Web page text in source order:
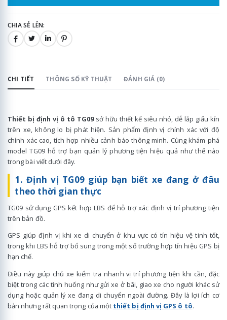
CHIA SẺ LÊN:
CHI TIẾT THÔNG SỐ KỸ THUẬT ĐÁNH GIÁ (0)
Thiết bị định vị ô tô TG09sở hữu thiết kế siêu nhỏ, dễ lắp giấu kín
trên xe, không lo bị phát hiện. Sản phẩm định vị chính xác với độ
chính xác cao, tích hợp nhiều cảnh báo thông minh. Cùng khám phá
model TG09 hỗ trợ bạn quản lý phương tiện hiệu quả như thế nào
trong bài viết dưới đây.
1. Định vị TG09 giúp bạn biết xe đang ở đâu
theo thời gian thực
TG09 sử dụng GPS kết hợp LBS để hỗ trợ xác định vị trí phương tiện
trên bản đồ.
GPS giúp định vị khi xe di chuyển ở khu vực có tín hiệu vệ tinh tốt,
trong khi LBS hỗ trợ bổ sung trong một số trường hợp tín hiệu GPS bị
hạn chế.
Điều này giúp chủ xe kiểm tra nhanh vị trí phương tiện khi cần, đặc
biệt trong các tình huống như gửi xe ở bãi, giao xe cho người khác sử
dụng hoặc quản lý xe đang di chuyển ngoài đường. Đây là lợi ích cơ
bản nhưng rất quan trọng của một thiết bị định vị GPS ô tô.